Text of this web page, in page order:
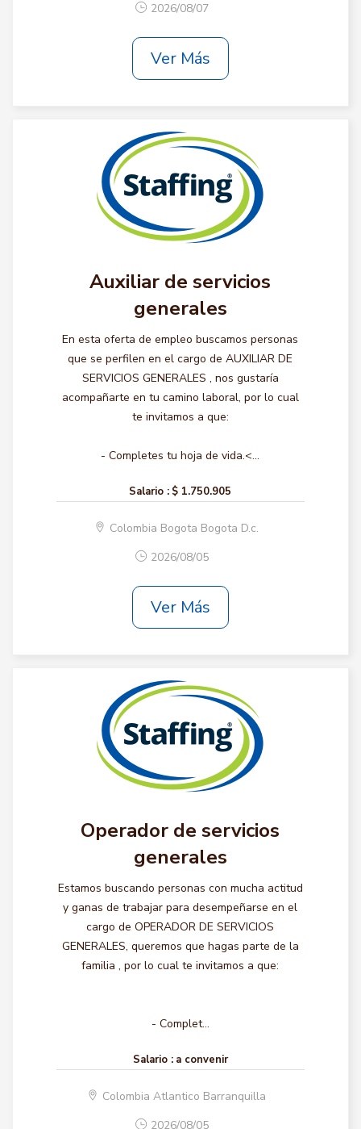
2026/08/07
Ver Más
Auxiliar de servicios
generales
En esta oferta de empleo buscamos personas
que se perfilen en el cargo de AUXILIAR DE
SERVICIOS GENERALES , nos gustaría
acompañarte en tu camino laboral, por lo cual
te invitamos a que:
- Completes tu hoja de vida.<...
Salario : $ 1.750.905
Colombia Bogota Bogota D.c.
2026/08/05
Ver Más
Operador de servicios
generales
Estamos buscando personas con mucha actitud
y ganas de trabajar para desempeñarse en el
cargo de OPERADOR DE SERVICIOS
GENERALES, queremos que hagas parte de la
familia , por lo cual te invitamos a que:
- Complet...
Salario : a convenir
Colombia Atlantico Barranquilla
2026/08/05